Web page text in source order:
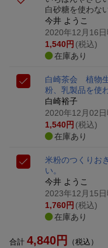
白砂糖を使わな
今井 ようこ
2020年12月16
1,540円 (税込)
在庫あり
白崎茶会 植物
粉、乳製品を使
白崎裕子
2020年12月02
1,540円 (税込)
在庫あり
米粉のつくりお
い。
今井 ようこ
2023年12月15
1,760円 (税込)
在庫あり
合計 4,840円 （税込）